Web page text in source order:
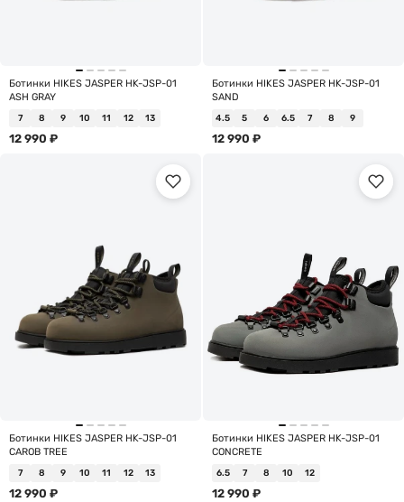
Ботинки HIKES JASPER HK-JSP-01
ASH GRAY
7 8 9 10 11 12 13
12 990 ₽
Ботинки HIKES JASPER HK-JSP-01
SAND
4.5 5 6 6.5 7 8 9
12 990 ₽
Ботинки HIKES JASPER HK-JSP-01
CAROB TREE
7 8 9 10 11 12 13
12 990 ₽
Ботинки HIKES JASPER HK-JSP-01
CONCRETE
6.5 7 8 10 12
12 990 ₽